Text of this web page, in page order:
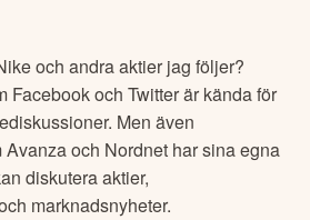
och andra aktier jag följer?
Facebook och Twitter är kända för
Men även
och Nordnet har sina egna
diskutera aktier,
marknadsnyheter.